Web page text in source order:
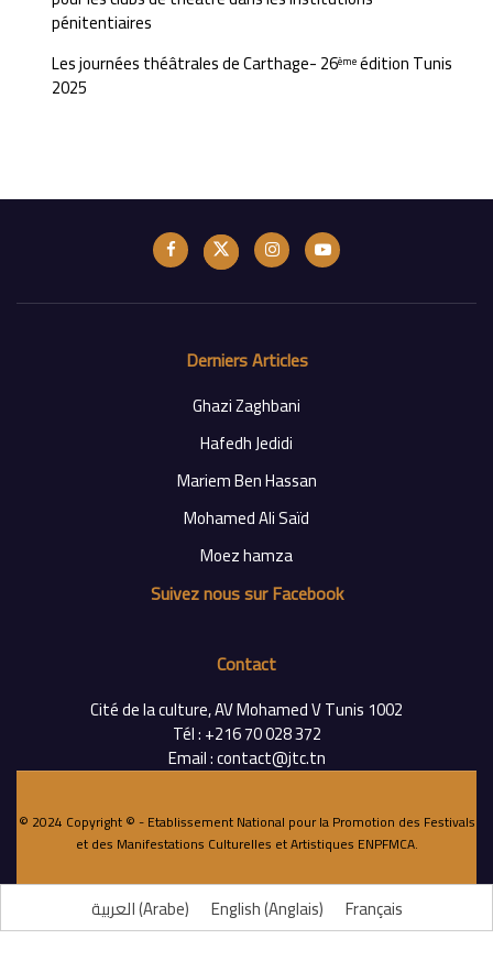
pénitentiaires
Les journées théâtrales de Carthage- 26èmeédition Tunis
2025
Derniers Articles
Ghazi Zaghbani
Hafedh Jedidi
Mariem Ben Hassan
Mohamed Ali Saïd
Moez hamza
Suivez nous sur Facebook
Contact
Cité de la culture, AV Mohamed V Tunis 1002
Tél : +216 70 028 372
Email : contact@jtc.tn
© 2024 Copyright © - Etablissement National pour la Promotion des Festivals
et des Manifestations Culturelles et Artistiques ENPFMCA.
العربية(Arabe) English(Anglais) Français